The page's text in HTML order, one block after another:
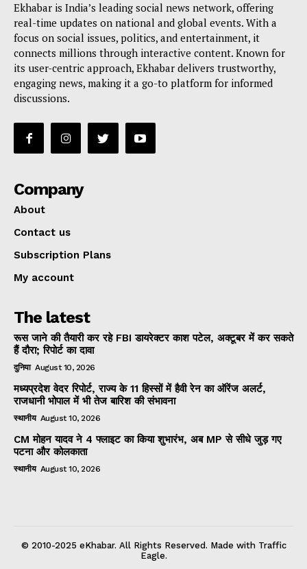
Ekhabar is India’s leading social news network, offering
real-time updates on national and global events. With a
focus on social issues, politics, and entertainment, it
connects millions through interactive content. Known for
its user-centric approach, Ekhabar delivers trustworthy,
engaging news, making it a go-to platform for informed
discussions.
Company
About
Contact us
Subscription Plans
My account
The latest
रूस जाने की तैयारी कर रहे FBI डायरेक्टर काश पटेल, अक्टूबर में कर सकते
हैं दौरा; रिपोर्ट का दावा
दुनिया August 10, 2026
मध्यप्रदेश वेदर रिपोर्ट, राज्य के 11 हिस्सों में हैवी रेन का ऑरेंज अलर्ट,
राजधानी भोपाल में भी तेज बारिश की संभावना
स्थानीय August 10, 2026
CM मोहन यादव ने 4 फ्लाइट का किया शुभारंभ, अब MP से सीधे जुड़ गए
पटना और कोलकाता
स्थानीय August 10, 2026
© 2010-2025 eKhabar. All Rights Reserved. Made with Traffic
Eagle.